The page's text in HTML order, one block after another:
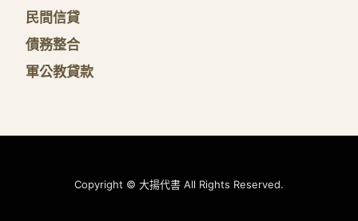
民間信貸
債務整合
軍公教貸款
Copyright © 大揚代書 All Rights Reserved.